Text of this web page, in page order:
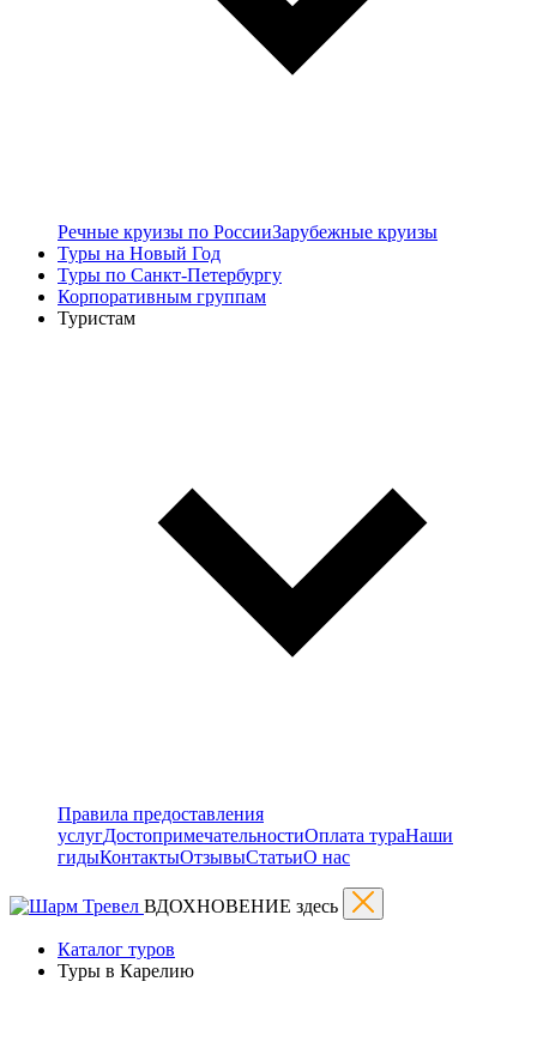
Речные круизы по РоссииЗарубежные круизы
Туры на Новый Год
Туры по Санкт-Петербургу
Корпоративным группам
Туристам
Правила предоставления
услугДостопримечательностиОплата тураНаши
гидыКонтактыОтзывыСтатьиО нас
ВДОХНОВЕНИЕ здесь
Каталог туров
Туры в Карелию